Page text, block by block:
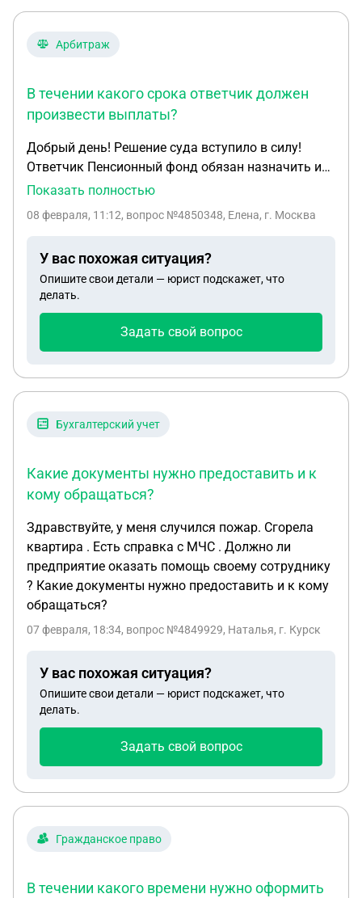
Арбитраж
В течении какого срока ответчик должен
произвести выплаты?
Добрый день! Решение суда вступило в силу!
Ответчик Пенсионный фонд обязан назначить и
выплатить пенсию за год. Нужно брать
В течении какого срока ответчик должен
Показать полностью
08 февраля, 11:12, вопрос №4850348, Елена, г. Москва
У вас похожая ситуация?
Опишите свои детали — юрист подскажет, что
делать.
Задать свой вопрос
Бухгалтерский учет
Какие документы нужно предоставить и к
кому обращаться?
Здравствуйте, у меня случился пожар. Сгорела
квартира . Есть справка с МЧС . Должно ли
предприятие оказать помощь своему сотруднику
? Какие документы нужно предоставить и к кому
обращаться?
07 февраля, 18:34, вопрос №4849929, Наталья, г. Курск
У вас похожая ситуация?
Опишите свои детали — юрист подскажет, что
делать.
Задать свой вопрос
Гражданское право
В течении какого времени нужно оформить